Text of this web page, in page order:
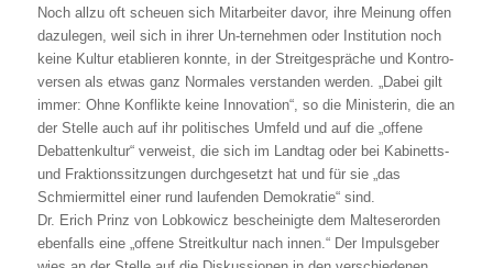
Noch allzu oft scheuen sich Mitarbeiter davor, ihre Meinung offen
dazulegen, weil sich in ihrer Un-ternehmen oder Institution noch
keine Kultur etablieren konnte, in der Streitgespräche und Kontro-
versen als etwas ganz Normales verstanden werden. „Dabei gilt
immer: Ohne Konflikte keine Innovation“, so die Ministerin, die an
der Stelle auch auf ihr politisches Umfeld und auf die „offene
Debattenkultur“ verweist, die sich im Landtag oder bei Kabinetts-
und Fraktionssitzungen durchgesetzt hat und für sie „das
Schmiermittel einer rund laufenden Demokratie“ sind.
Dr. Erich Prinz von Lobkowicz bescheinigte dem Malteserorden
ebenfalls eine „offene Streitkultur nach innen.“ Der Impulsgeber